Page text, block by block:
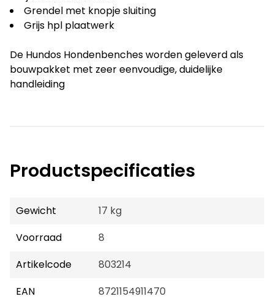
Grendel met knopje sluiting
Grijs hpl plaatwerk
De Hundos Hondenbenches worden geleverd als
bouwpakket met zeer eenvoudige, duidelijke
handleiding
Productspecificaties
Gewicht
17 kg
Voorraad
8
Artikelcode
803214
EAN
8721154911470